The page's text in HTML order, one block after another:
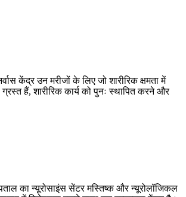
केंद्र उन मरीजों के लिए जो शारीरिक क्षमता में
हैं, शारीरिक कार्य को पुनः स्थापित करने और
का न्यूरोसाइंस सेंटर मस्तिष्क और न्यूरोलॉजिकल